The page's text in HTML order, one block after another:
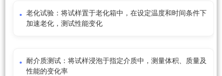
老化试验：将试样置于老化箱中，在设定温度和时间条件下
加速老化，测试性能变化
耐介质测试：将试样浸泡于指定介质中，测量体积、质量及
性能的变化率